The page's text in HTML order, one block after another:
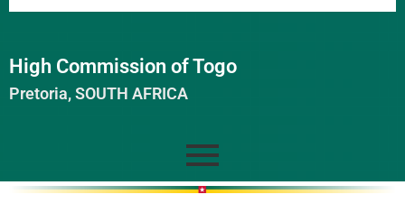
High Commission of Togo
Pretoria, SOUTH AFRICA